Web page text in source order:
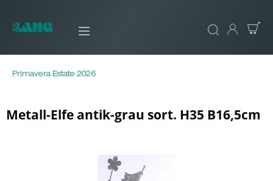
Primavera Estate 2026
Metall-Elfe antik-grau sort. H35 B16,5cm